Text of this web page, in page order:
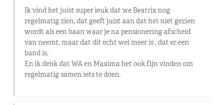
Ik vind het juist super leuk dat we Beatrix nog
regelmatig zien, dat geeft juist aan dat het niet gezien
wordt als een baan waar je na pensionering afscheid
van neemt, maar dat dit echt wel meer is , dat er een
band is.
En ik denk dat WA en Maxima het ook fijn vinden om
regelmatig samen iets te doen.